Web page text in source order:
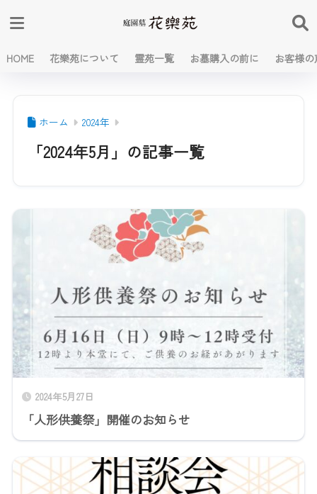
HOME 花樂苑について 霊苑一覧 お墓購入の前に お客様の
ホーム 2024年
「2024年5月」の記事一覧
2024年5月27日
「人形供養祭」開催のお知らせ